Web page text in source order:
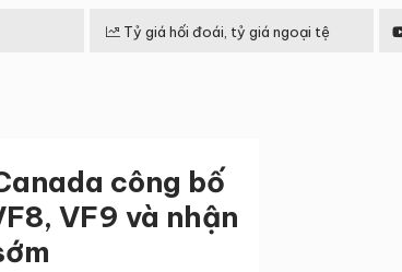
Tỷ giá hối đoái, tỷ giá ngoại tệ
công bố
VF9 và nhận